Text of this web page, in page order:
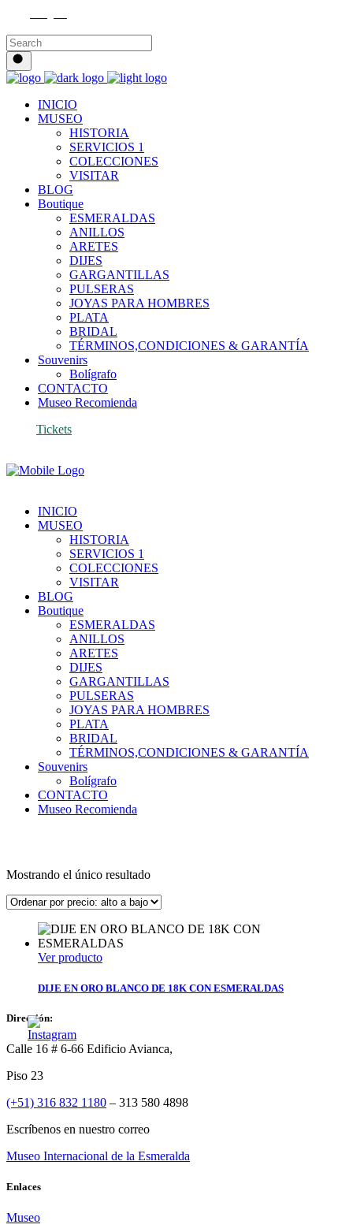
INICIO
MUSEO
HISTORIA
SERVICIOS 1
COLECCIONES
VISITAR
BLOG
Boutique
ESMERALDAS
ANILLOS
ARETES
DIJES
GARGANTILLAS
PULSERAS
JOYAS PARA HOMBRES
PLATA
BRIDAL
TÉRMINOS,CONDICIONES & GARANTÍA
Souvenirs
Bolígrafo
CONTACTO
Museo Recomienda
Tickets
INICIO
MUSEO
HISTORIA
SERVICIOS 1
COLECCIONES
VISITAR
BLOG
Boutique
ESMERALDAS
ANILLOS
ARETES
DIJES
GARGANTILLAS
PULSERAS
JOYAS PARA HOMBRES
PLATA
BRIDAL
TÉRMINOS,CONDICIONES & GARANTÍA
Souvenirs
Bolígrafo
CONTACTO
Museo Recomienda
Mostrando el único resultado
Ver producto
DIJE EN ORO BLANCO DE 18K CON ESMERALDAS
Dirección:
Calle 16 # 6-66 Edificio Avianca,
Piso 23
(+51) 316 832 1180 – 313 580 4898
Escríbenos en nuestro correo
Museo Internacional de la Esmeralda
Enlaces
Museo